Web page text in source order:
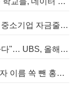
[홍콩금융] "은행 문턱 낮아졌다" 홍콩 중소기업 자금줄 숨통 트이나… HKMA "2분기 신용 조건 안정적"
[홍콩경제] "홍콩 성장 가능성 여전하다"… UBS, 올해 홍콩 GDP 성장률 전망치 4.5%로 대폭 상향
[홍콩부동산] 렁춘잉 전 행정장관, 한자 이름 쏙 뺀 홍콩 고급 아파트 단지들에 쓴소리